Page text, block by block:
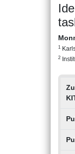
1
2